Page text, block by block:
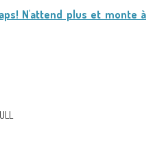
K
L
N'attend plus et monte à